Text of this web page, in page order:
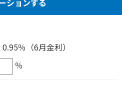
ションする
％（6月金利）
％